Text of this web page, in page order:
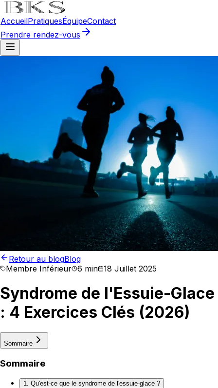
AccueilPratiquesÉquipeContact
Prendre rendez-vous
Retour au blogBlog
Membre Inférieur 6 min 18 Juillet 2025
Syndrome de l'Essuie-Glace
: 4 Exercices Clés (2026)
Sommaire
Sommaire
1. Qu'est-ce que le syndrome de l'essuie-glace ?